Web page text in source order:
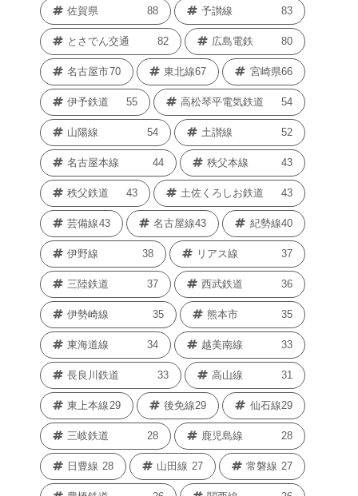
佐賀県 88 予讃線 83
とさでん交通 82 広島電鉄 80
名古屋市70 東北線67 宮崎県66
伊予鉄道 55 高松琴平電気鉄道 54
山陽線 54 土讃線 52
名古屋本線 44 秩父本線 43
秩父鉄道 43 土佐くろしお鉄道 43
芸備線43 名古屋線43 紀勢線40
伊野線 38 リアス線 37
三陸鉄道 37 西武鉄道 36
伊勢崎線 35 熊本市 35
東海道線 34 越美南線 33
長良川鉄道 33 高山線 31
東上本線29 後免線29 仙石線29
三岐鉄道 28 鹿児島線 28
日豊線 28 山田線 27 常磐線 27